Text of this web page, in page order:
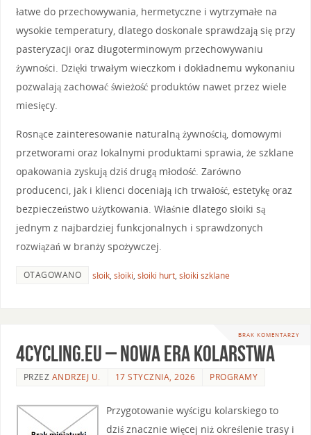
łatwe do przechowywania, hermetyczne i wytrzymałe na
wysokie temperatury, dlatego doskonale sprawdzają się przy
pasteryzacji oraz długoterminowym przechowywaniu
żywności. Dzięki trwałym wieczkom i dokładnemu wykonaniu
pozwalają zachować świeżość produktów nawet przez wiele
miesięcy.
Rosnące zainteresowanie naturalną żywnością, domowymi
przetworami oraz lokalnymi produktami sprawia, że szklane
opakowania zyskują dziś drugą młodość. Zarówno
producenci, jak i klienci doceniają ich trwałość, estetykę oraz
bezpieczeństwo użytkowania. Właśnie dlatego słoiki są
jednym z najbardziej funkcjonalnych i sprawdzonych
rozwiązań w branży spożywczej.
OTAGOWANO słoik,słoiki,słoiki hurt,słoiki szklane
BRAK KOMENTARZY
4cycling.eu – nowa era kolarstwa
PRZEZ ANDRZEJ U. 17 STYCZNIA, 2026 PROGRAMY
Przygotowanie wyścigu kolarskiego to
dziś znacznie więcej niż określenie trasy i